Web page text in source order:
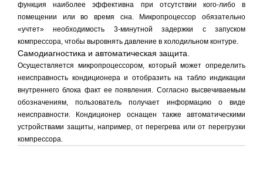
функция наиболее эффективна при отсутствии кого-либо в
помещении или во время сна. Микропроцессор обязательно
«учтет» необходимость 3-минутной задержки с запуском
компрессора, чтобы выровнять давление в холодильном контуре.
Самодиагностика и автоматическая защита.
Осуществляется микропроцессором, который может определить
неисправность кондиционера и отобразить на табло индикации
внутреннего блока факт ее появления. Согласно высвечиваемым
обозначениям, пользователь получает информацию о виде
неисправности. Кондиционер оснащен также автоматическими
устройствами защиты, например, от перегрева или от перегрузки
компрессора.